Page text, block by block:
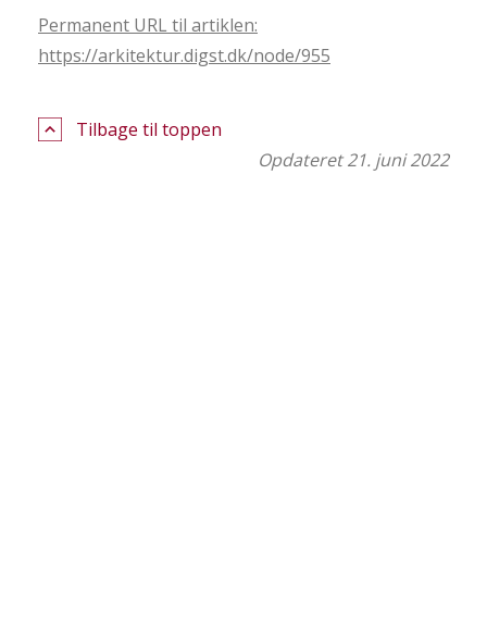
Permanent URL til artiklen:
https://arkitektur.digst.dk/node/955
Tilbage til toppen
Opdateret 21. juni 2022